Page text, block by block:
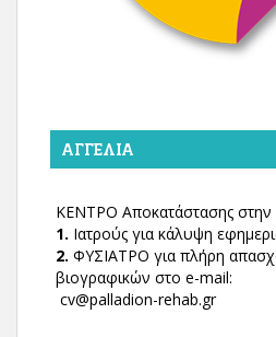
ΑΓΓΕΛΊΑ
ΚΕΝΤΡΟ Αποκατάστασης στην
1. Ιατρούς για κάλυψη
2. ΦΥΣΙΑΤΡΟ για πλήρη
βιογραφικών στο e-mail:
cv@palladion-rehab.gr